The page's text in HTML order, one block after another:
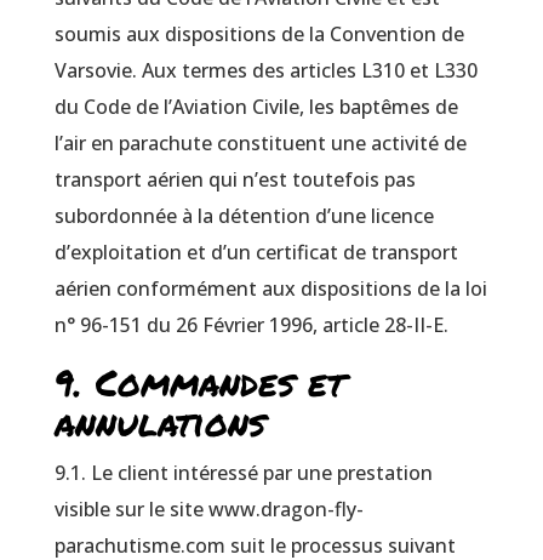
soumis aux dispositions de la Convention de
Varsovie. Aux termes des articles L310 et L330
du Code de l’Aviation Civile, les baptêmes de
l’air en parachute constituent une activité de
transport aérien qui n’est toutefois pas
subordonnée à la détention d’une licence
d’exploitation et d’un certificat de transport
aérien conformément aux dispositions de la loi
n° 96-151 du 26 Février 1996, article 28-II-E.
9. Commandes et
annulations
9.1. Le client intéressé par une prestation
visible sur le site www.dragon-fly-
parachutisme.com suit le processus suivant